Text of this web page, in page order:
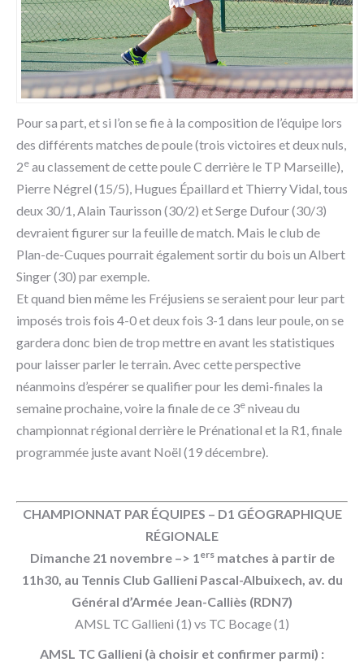
Pour sa part, et si l’on se fie à la composition de l’équipe lors
des différents matches de poule (trois victoires et deux nuls,
2e au classement de cette poule C derrière le TP Marseille),
Pierre Négrel (15/5), Hugues Épaillard et Thierry Vidal, tous
deux 30/1, Alain Taurisson (30/2) et Serge Dufour (30/3)
devraient figurer sur la feuille de match. Mais le club de
Plan-de-Cuques pourrait également sortir du bois un Albert
Singer (30) par exemple.
Et quand bien même les Fréjusiens se seraient pour leur part
imposés trois fois 4-0 et deux fois 3-1 dans leur poule, on se
gardera donc bien de trop mettre en avant les statistiques
pour laisser parler le terrain. Avec cette perspective
néanmoins d’espérer se qualifier pour les demi-finales la
semaine prochaine, voire la finale de ce 3e niveau du
championnat régional derrière le Prénational et la R1, finale
programmée juste avant Noël (19 décembre).
CHAMPIONNAT PAR ÉQUIPES – D1 GÉOGRAPHIQUE
RÉGIONALE
Dimanche 21 novembre –> 1ersmatches à partir de
11h30, au Tennis Club Gallieni Pascal-Albuixech, av. du
Général d’Armée Jean-Calliès (RDN7)
AMSL TC Gallieni (1) vs TC Bocage (1)
AMSL TC Gallieni (à choisir et confirmer parmi) :